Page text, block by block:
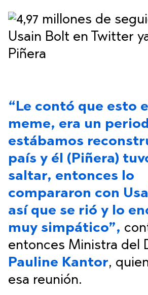
“Le contó que esto
meme, era un
estábamos
país y él (Piñera)
saltar, entonces lo
compararon con
así que se rió y lo
muy simpático”,
entonces Ministra del
Pauline Kantor,
esa reunión.